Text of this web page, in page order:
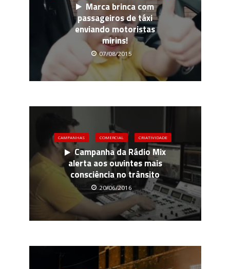
Marca brinca com
passageiros de táxi
enviando motoristas
mirins!
07/08/2015
CAMPANHAS COMERCIAL CRIATIVIDADE
Campanha da Rádio Mix
alerta aos ouvintes mais
consciência no trânsito
20/06/2016